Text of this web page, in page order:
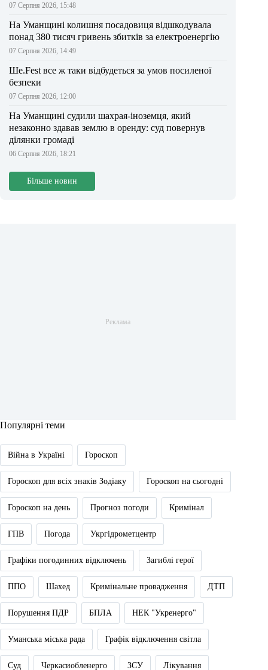
07 Серпня 2026, 15:48
На Уманщині колишня посадовиця відшкодувала
понад 380 тисяч гривень збитків за електроенергію
07 Серпня 2026, 14:49
Ше.Fest все ж таки відбудеться за умов посиленої
безпеки
07 Серпня 2026, 12:00
На Уманщині судили шахрая-іноземця, який
незаконно здавав землю в оренду: суд повернув
ділянки громаді
06 Серпня 2026, 18:21
Більше новин
Популярні теми
Війна в Україні Гороскоп
Гороскоп для всіх знаків Зодіаку Гороскоп на сьогодні
Гороскоп на день Прогноз погоди Кримінал
ГПВ Погода Укргідрометцентр
Графіки погодинних відключень Загиблі герої
ППО Шахед Кримінальне провадження ДТП
Порушення ПДР БПЛА НЕК "Укренерго"
Уманська міська рада Графік відключення світла
Суд Черкасиобленерго ЗСУ Лікування